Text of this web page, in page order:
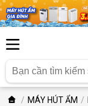
MÁY HÚT ẨM